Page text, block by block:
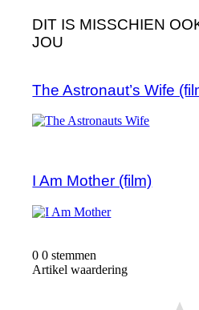
DIT IS MISSCHIEN
JOU
The Astronaut’s Wife
I Am Mother (film)
0 0 stemmen
Artikel waardering